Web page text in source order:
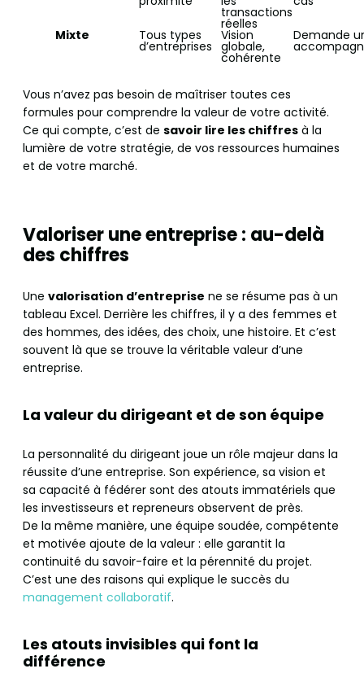
transactions
réelles
Mixte Tous types
d’entreprises
Vision
globale,
cohérente
Demande
Vous n’avez pas besoin de maîtriser toutes ces
formules pour comprendre la valeur de votre activité.
Ce qui compte, c’est de savoir lire les chiffres à la
lumière de votre stratégie, de vos ressources humaines
et de votre marché.
Valoriser une entreprise : au-delà
des chiffres
Une valorisation d’entreprise ne se résume pas à un
tableau Excel. Derrière les chiffres, il y a des femmes et
des hommes, des idées, des choix, une histoire. Et c’est
souvent là que se trouve la véritable valeur d’une
entreprise.
La valeur du dirigeant et de son équipe
La personnalité du dirigeant joue un rôle majeur dans la
réussite d’une entreprise. Son expérience, sa vision et
sa capacité à fédérer sont des atouts immatériels que
les investisseurs et repreneurs observent de près.
De la même manière, une équipe soudée, compétente
et motivée ajoute de la valeur : elle garantit la
continuité du savoir-faire et la pérennité du projet.
C’est une des raisons qui explique le succès du
management collaboratif.
Les atouts invisibles qui font la
différence